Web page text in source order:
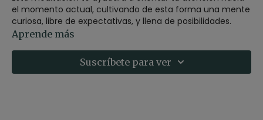
el momento actual, cultivando de esta forma una mente
curiosa, libre de expectativas, y llena de posibilidades.
sentado sobre un zafú o un bloque, en una silla o
tumbado con las rodillas flexionadas en caso de tener
Aprende más
Suscríbete para ver